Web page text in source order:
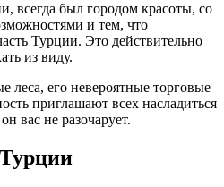
всегда был городом красоты, со
и тем, что
Турции. Это действительно
из виду.
леса, его невероятные торговые
приглашают всех насладиться
вас не разочарует.